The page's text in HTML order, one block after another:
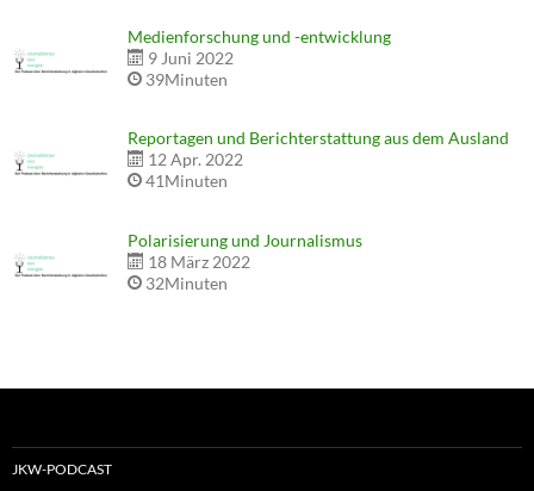
Medienforschung und -entwicklung
9 Juni 2022
39Minuten
Reportagen und Berichterstattung aus dem Ausland
12 Apr. 2022
41Minuten
Polarisierung und Journalismus
18 März 2022
32Minuten
JKW-PODCAST